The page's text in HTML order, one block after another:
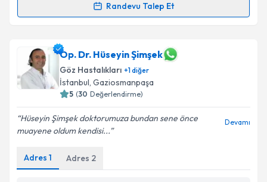
Randevu Talep Et
takvim hazırlandığında e-posta ile bilgilendireceğiz.
E-posta Adresiniz
Kişisel verilerimin işlenmesine ilişkin
kapsamda işlenmesini kabul ediyorum.
Op. Dr. Hüseyin Şimşek
Göz Hastalıkları +1diğer
İstanbul, Gaziosmanpaşa
5 (30 Değerlendirme)
Hüseyin Şimşek doktorumuza bundan sene önce
muayene oldum kendisi...
Devamı
Adres 1 Adres 2